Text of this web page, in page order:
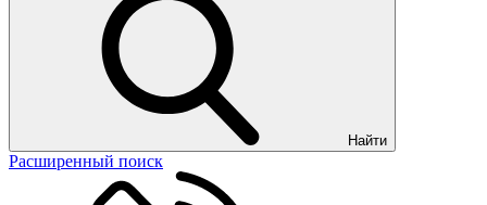
Найти
Расширенный поиск